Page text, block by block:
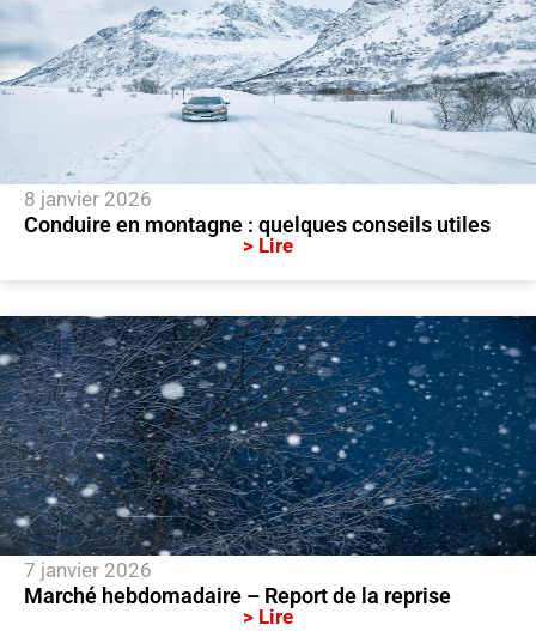
8 janvier 2026
Conduire en montagne : quelques conseils utiles
> Lire
7 janvier 2026
Marché hebdomadaire – Report de la reprise
> Lire